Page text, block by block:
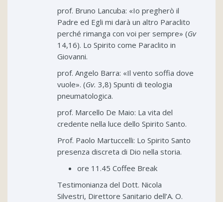
prof. Bruno Lancuba: «Io pregherò il
Padre ed Egli mi darà un altro Paraclito
perché rimanga con voi per sempre» (Gv
14,16). Lo Spirito come Paraclito in
Giovanni.
prof. Angelo Barra: «Il vento soffia dove
vuole». (Gv. 3,8) Spunti di teologia
pneumatologica.
prof. Marcello De Maio: La vita del
credente nella luce dello Spirito Santo.
Prof. Paolo Martuccelli: Lo Spirito Santo
presenza discreta di Dio nella storia.
ore 11.45 Coffee Break
Testimonianza del Dott. Nicola
Silvestri, Direttore Sanitario dell’A. O.